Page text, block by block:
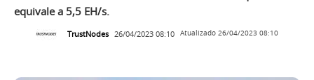
equivale a 5,5 EH/s.
TrustNodes 26/04/2023 08:10 Atualizado 26/04/2023 08:10